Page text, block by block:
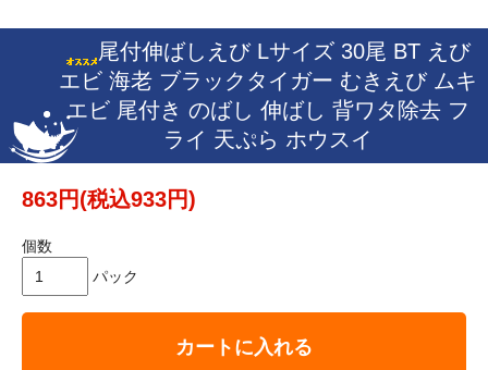
尾付伸ばしえび Lサイズ 30尾 BT えび
エビ 海老 ブラックタイガー むきえび ムキ
エビ 尾付き のばし 伸ばし 背ワタ除去 フ
ライ 天ぷら ホウスイ
863円(税込933円)
個数
パック
カートに入れる